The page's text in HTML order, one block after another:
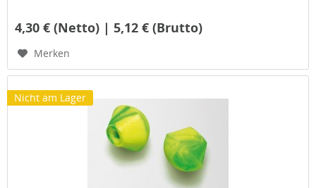
4,30 € (Netto) | 5,12 € (Brutto)
Merken
Nicht am Lager